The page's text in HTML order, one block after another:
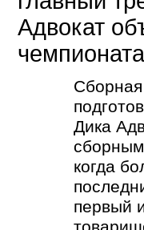
Адвокат
Дика
когда
первый